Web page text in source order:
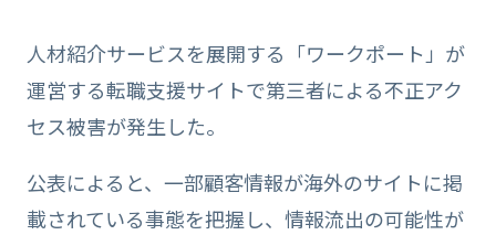
人材紹介サービスを展開する「ワークポート」が
運営する転職支援サイトで第三者による不正アク
セス被害が発生した。
公表によると、一部顧客情報が海外のサイトに掲
載されている事態を把握し、情報流出の可能性が